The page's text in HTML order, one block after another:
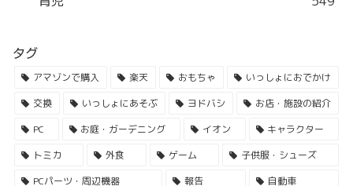
タグ
アマゾンで購入 楽天 おもちゃ
いっしょにおでかけ
交換
いっしょにあそぶ ヨドバシ
お店・施設の紹介
PC
お庭・ガーデニング イオン
キャラクター
トミカ
外食 ゲーム
子供服・シューズ
PCパーツ・周辺機器
報告
自動車